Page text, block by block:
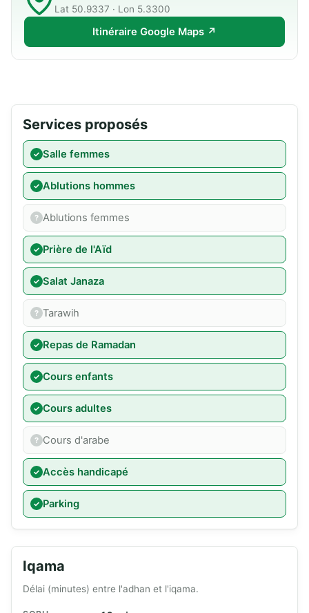
Lat 50.9337 · Lon 5.3300
Itinéraire Google Maps ↗
Services proposés
Salle femmes
Ablutions hommes
Ablutions femmes
Prière de l'Aïd
Salat Janaza
Tarawih
Repas de Ramadan
Cours enfants
Cours adultes
Cours d'arabe
Accès handicapé
Parking
Iqama
Délai (minutes) entre l'adhan et l'iqama.